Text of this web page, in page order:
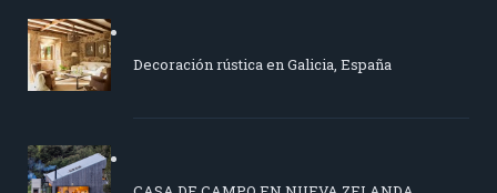
Decoración rústica en Galicia, España